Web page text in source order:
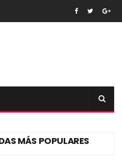
MÁS POPULARES